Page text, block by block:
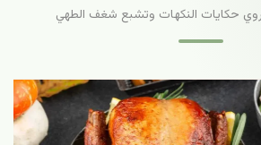
حكايات النكهات وتشبع شغف الطهي